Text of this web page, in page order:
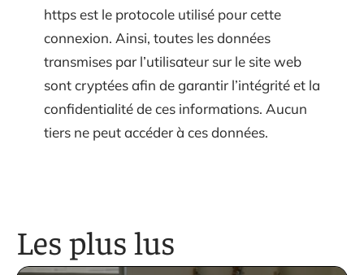
https est le protocole utilisé pour cette
connexion. Ainsi, toutes les données
transmises par l’utilisateur sur le site web
sont cryptées afin de garantir l’intégrité et la
confidentialité de ces informations. Aucun
tiers ne peut accéder à ces données.
Les plus lus